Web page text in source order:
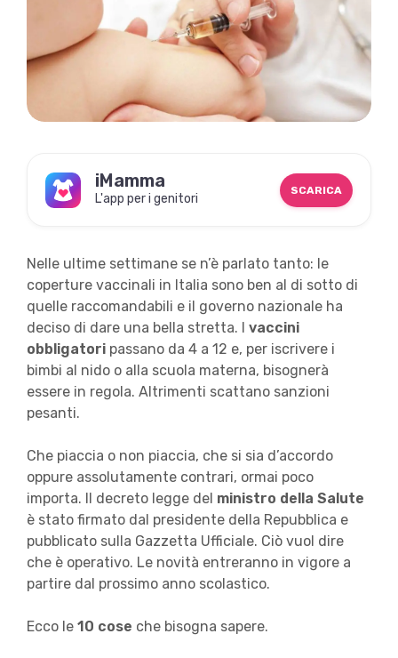
iMamma
L'app per i genitori
SCARICA
Nelle ultime settimane se n’è parlato tanto: le
coperture vaccinali in Italia sono ben al di sotto di
quelle raccomandabili e il governo nazionale ha
deciso di dare una bella stretta. I vaccini
obbligatoripassano da 4 a 12 e, per iscrivere i
bimbi al nido o alla scuola materna, bisognerà
essere in regola. Altrimenti scattano sanzioni
pesanti.
Che piaccia o non piaccia, che si sia d’accordo
oppure assolutamente contrari, ormai poco
importa. Il decreto legge del ministro della Salute
è stato firmato dal presidente della Repubblica e
pubblicato sulla Gazzetta Ufficiale. Ciò vuol dire
che è operativo. Le novità entreranno in vigore a
partire dal prossimo anno scolastico.
Ecco le 10 cose che bisogna sapere.